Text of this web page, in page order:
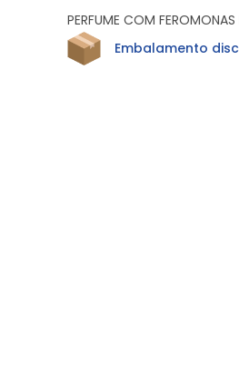
PERFUME COM FEROMONAS
Embalamento